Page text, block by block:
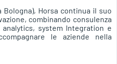
Bologna), Horsa continua il suo
combinando consulenza
system Integration e
le aziende nella